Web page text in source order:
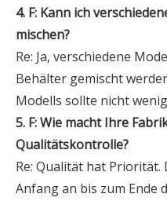
4. F: Kann ich
mischen?
Re: Ja, verschiedene
Behälter gemischt
Modells sollte nicht
5. F: Wie macht Ihre
Qualitätskontrolle?
Re: Qualität hat
Anfang an bis zum Ende